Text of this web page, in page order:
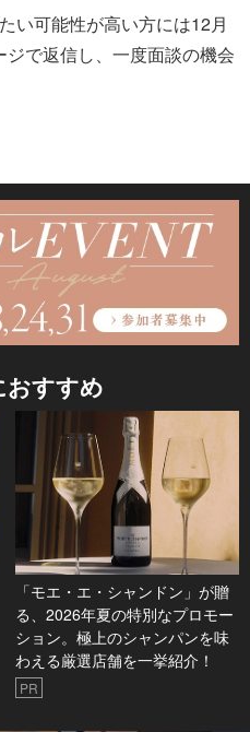
い可能性が高い方には12月
で返信し、一度面談の機会
おすすめ
「モエ・エ・シャンドン」が贈
る、2026年夏の特別なプロモー
ション。極上のシャンパンを味
わえる厳選店舗を一挙紹介！
PR